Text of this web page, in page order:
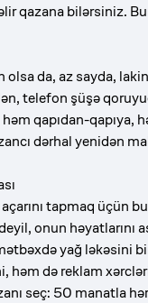
qazana bilərsiniz.
da, az sayda,
telefon şüşə
qapıdan-
dərhal yenidən
tapmaq üçün
onun həyatlarını
yağ ləkəsini
də reklam
seç: 50 manatla